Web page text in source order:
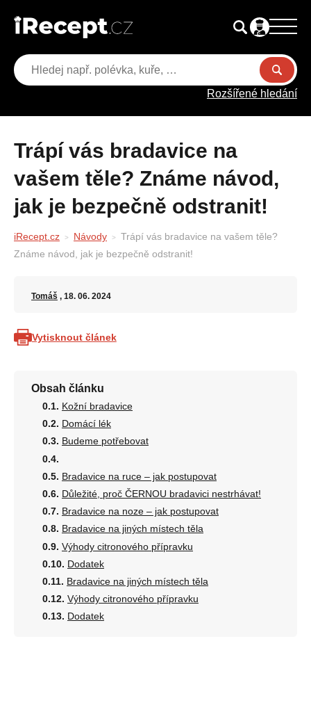
Rozšířené hledání
Trápí vás bradavice na
vašem těle? Známe návod,
jak je bezpečně odstranit!
iRecept.cz Návody
Trápí vás bradavice na vašem těle?
Známe návod, jak je bezpečně odstranit!
Tomáš , 18. 06. 2024
Vytisknout článek
Obsah článku
Kožní bradavice
Domácí lék
Budeme potřebovat
Bradavice na ruce – jak postupovat
Důležité, proč ČERNOU bradavici nestrhávat!
Bradavice na noze – jak postupovat
Bradavice na jiných místech těla
Výhody citronového přípravku
Dodatek
Bradavice na jiných místech těla
Výhody citronového přípravku
Dodatek